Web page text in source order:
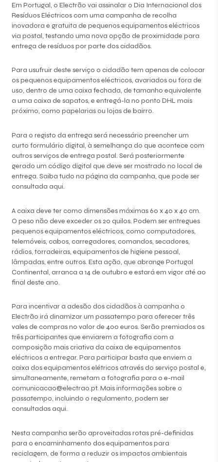
Em Portugal, o Electrão vai assinalar o Dia Internacional dos
Resíduos Eléctricos com uma campanha de recolha
inovadora e gratuita de pequenos equipamentos eléctricos
via postal, testando uma nova opção de proximidade para
entrega de resíduos por parte dos cidadãos.
Para usufruir deste serviço o cidadão tem apenas de colocar
os pequenos equipamentos eléctricos, avariados ou fora de
uso, dentro de uma caixa fechada, de tamanho equivalente
a uma caixa de sapatos, e entregá-la no ponto DHL mais
próximo, como papelarias ou lojas de bairro.
Para o registo da entrega será necessário preencher um
curto formulário digital, à semelhança do que acontece com
outros serviços de entrega postal. Será posteriormente
gerado um código digital que deve ser mostrado no local de
entrega. Saiba tudo na página da campanha, que pode ser
consultada aqui.
A caixa deve ter como dimensões máximas 60 x 40 x 40 cm.
O peso não deve exceder os 20 quilos. Podem ser entregues
pequenos equipamentos eléctricos, como computadores,
telemóveis, cabos, carregadores, comandos, secadores,
rádios, torradeiras, equipamentos de higiene pessoal,
lâmpadas, entre outros. Esta ação, que abrange Portugal
Continental, arranca a 14 de outubro e estará em vigor até ao
final deste ano.
Para incentivar a adesão dos cidadãos à campanha o
Electrão irá dinamizar um passatempo para oferecer três
vales de compras no valor de 400 euros. Serão premiados os
três participantes que enviarem a fotografia com a
composição mais criativa da caixa de equipamentos
eléctricos a entregar. Para participar basta que enviem a
caixa dos equipamentos elétricos através do serviço postal e,
simultaneamente, remetam a fotografia para o e-mail
comunicacao@electrao.pt. Mais informações sobre o
passatempo, incluindo o regulamento, podem ser
consultadas aqui.
Nesta campanha serão aproveitadas rotas pré-definidas
para o encaminhamento dos equipamentos para
reciclagem, de forma a reduzir os impactos ambientais